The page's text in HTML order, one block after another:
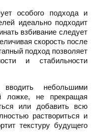
особого подхода и
идеально подходит
взбивание следует
скорость после
подход позволяет
и стабильности
небольшими
ложке, не прекращая
или добавить всю
раствориться и
текстуру будущего